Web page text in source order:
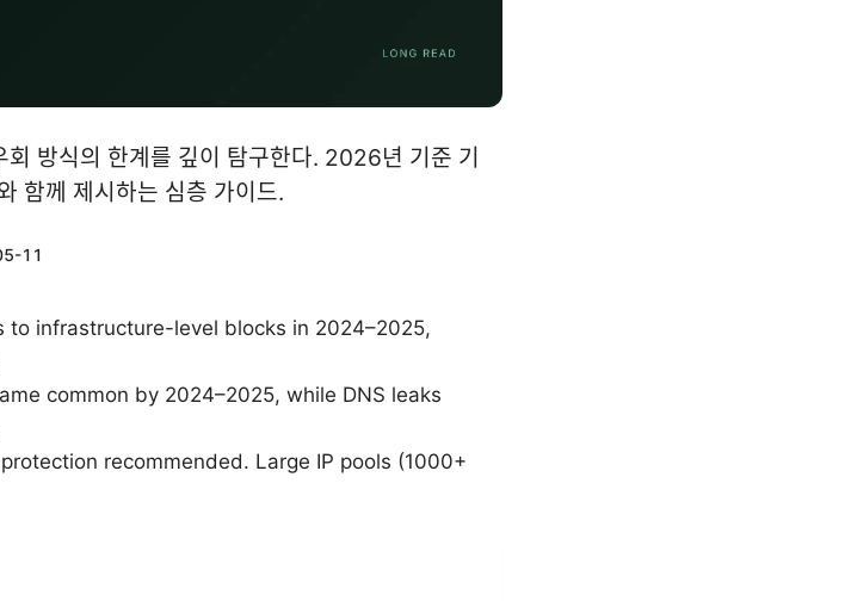
방식의 한계를 깊이 탐구한다. 2026년 기준 기
함께 제시하는 심층 가이드.
11
to infrastructure-level blocks in 2024–2025,
common by 2024–2025, while DNS leaks
recommended. Large IP pools (1000+